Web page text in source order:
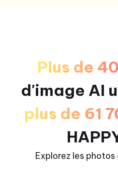
Plus de
d'image AI
plus de 61
Explorez les photos